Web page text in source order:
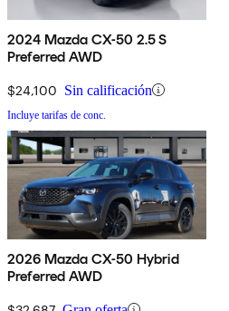
2024 Mazda CX-50 2.5 S
Preferred AWD
$24,100 Sin calificación
Incluye tarifas de conc.
2026 Mazda CX-50 Hybrid
Preferred AWD